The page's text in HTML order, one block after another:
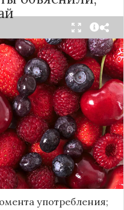
может обернуться
отмечает канал
плодов есть
который играет
защищает ягоды
плесени. При
быстро начинают
и терять вкус.
специалисты
употребления;